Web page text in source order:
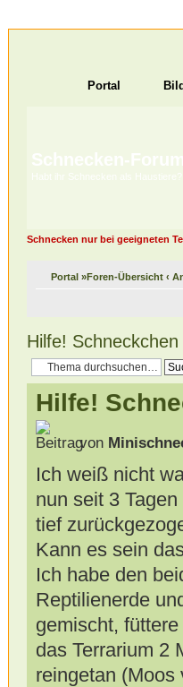
Portal
Schnecken-Forum
Habt ihr Schnecken als Haustiere?
Schnecken nur bei geeigneten
Portal»Foren-Übersicht ‹
Hilfe!
Hilfe!
von
Ich weiß nicht
nun seit 3
tief
Kann es sein
Ich habe den
Reptilienerde
gemischt,
das Terrarium 2
reingetan (Moos